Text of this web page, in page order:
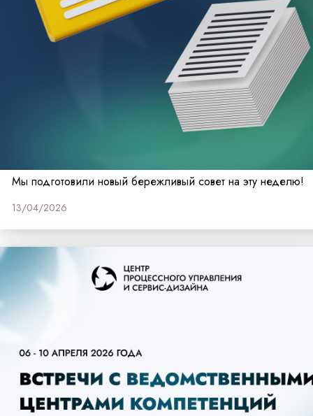
Мы подготовили новый бережливый совет на эту неделю!
13/04/2026